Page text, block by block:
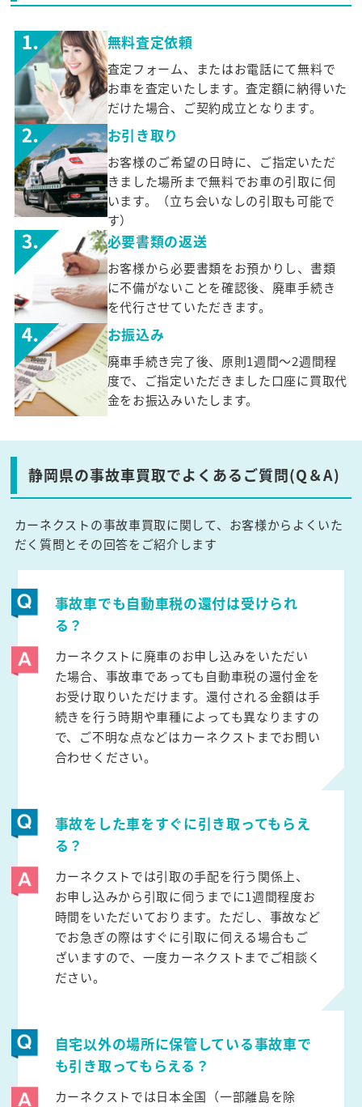
無料査定依頼
査定フォーム、またはお電話にて無料で
お車を査定いたします。査定額に納得いた
だけた場合、ご契約成立となります。
お引き取り
お客様のご希望の日時に、ご指定いただ
きました場所まで無料でお車の引取に伺
います。（立ち会いなしの引取も可能で
す）
必要書類の返送
お客様から必要書類をお預かりし、書類
に不備がないことを確認後、廃車手続き
を代行させていただきます。
お振込み
廃車手続き完了後、原則1週間～2週間程
度で、ご指定いただきました口座に買取代
金をお振込みいたします。
静岡県の事故車買取でよくあるご質問(Q＆A)
カーネクストの事故車買取に関して、お客様からよくいた
だく質問とその回答をご紹介します
事故車でも自動車税の還付は受けられ
る？
カーネクストに廃車のお申し込みをいただい
た場合、事故車であっても自動車税の還付金を
お受け取りいただけます。還付される金額は手
続きを行う時期や車種によっても異なりますの
で、ご不明な点などはカーネクストまでお問い
合わせください。
事故をした車をすぐに引き取ってもらえ
る？
カーネクストでは引取の手配を行う関係上、
お申し込みから引取に伺うまでに1週間程度お
時間をいただいております。ただし、事故など
でお急ぎの際はすぐに引取に伺える場合もご
ざいますので、一度カーネクストまでご相談く
ださい。
自宅以外の場所に保管している事故車で
も引き取ってもらえる？
カーネクストでは日本全国（一部離島を除